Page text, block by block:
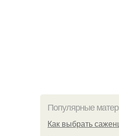
Популярные
Как выбрать